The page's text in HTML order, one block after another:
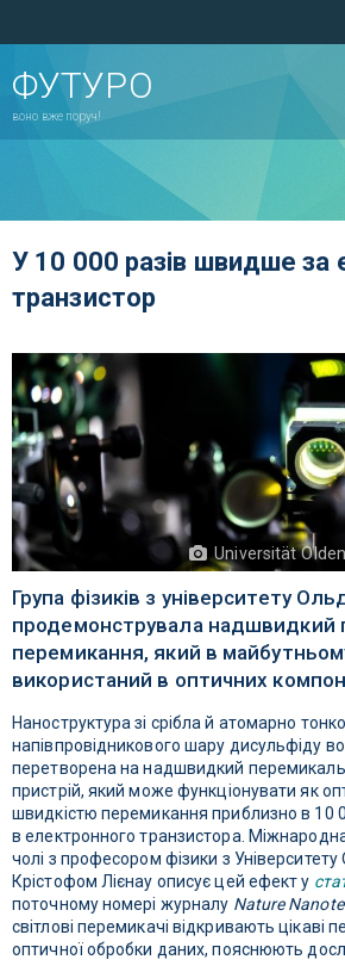
ФУТУРО
воно вже поруч!
У 10 000 разів швидше за
транзистор
Universität
Група фізиків з університету
продемонструвала надшвидкий
перемикання, який в
використаний в оптичних
Наноструктура зі срібла й атомарно
напівпровідникового шару дисульфіду
перетворена на надшвидкий
пристрій, який може функціонувати як
швидкістю перемикання приблизно в 10
в електронного транзистора.
чолі з професором фізики з
Крістофом Лієнау описує цей ефект у
поточному номері журналу Nature
світлові перемикачі відкривають цікаві
оптичної обробки даних, пояснюють